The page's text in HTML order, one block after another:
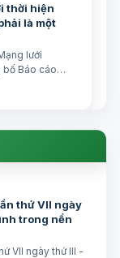
thời hiện
là một
lưới
bố Báo cáo
đảo trực
thứ VII ngày
trong nền
VII ngày thứ III -